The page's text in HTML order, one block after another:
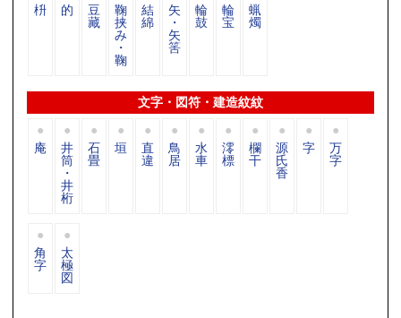
枡 的 豆
藏
鞠
挟
み
・
鞠
結
綿
矢
・
矢
筈
輪
鼓
輪
宝
蝋
燭
文字・図符・建造紋紋
庵 井
筒
・
井
桁
石
畳
垣 直
違
鳥
居
水
車
澪
標
欄
干
源
氏
香
字 万
字
角
字
太
極
図